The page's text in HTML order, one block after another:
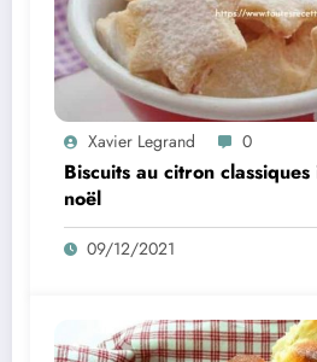
Xavier Legrand 0
Biscuits au citron
noël
09/12/2021